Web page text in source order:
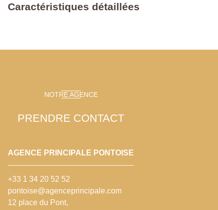
Caractéristiques détaillées
NOTRE AGENCE
PRENDRE CONTACT
AGENCE PRINCIPALE PONTOISE
+33 1 34 20 52 52
pontoise@agenceprincipale.com
12 place du Pont,